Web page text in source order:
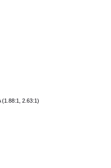
(1.88:1, 2.63:1)